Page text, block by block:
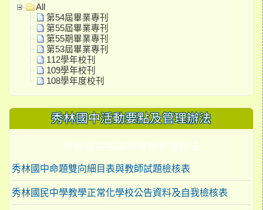
All
第54屆畢業專刊
第55屆畢業專刊
第55期畢業專刊
第53屆畢業專刊
112學年校刊
109學年校刊
108學年度校刊
秀林國中活動要點及管理辦法
秀林國中各項組織及管理辦法
秀林國中命題雙向細目表與教師試題檢核表
秀林國民中學教學正常化學校公告資料及自我檢核表